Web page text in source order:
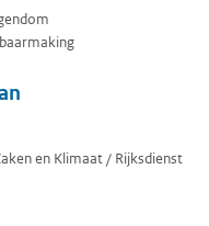
en Klimaat / Rijksdienst